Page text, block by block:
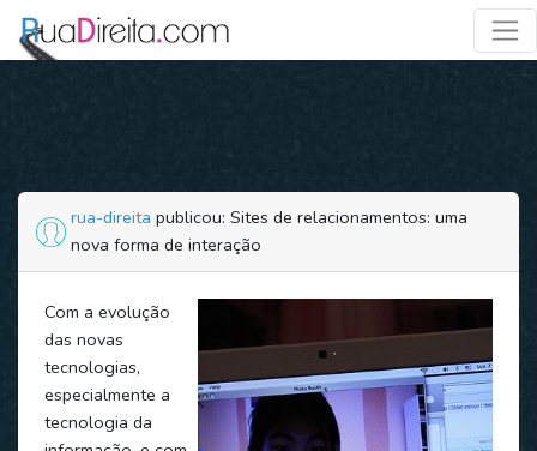
rua-direita publicou: Sites de relacionamentos: uma
nova forma de interação
Com a evolução
das novas
tecnologias,
especialmente a
tecnologia da